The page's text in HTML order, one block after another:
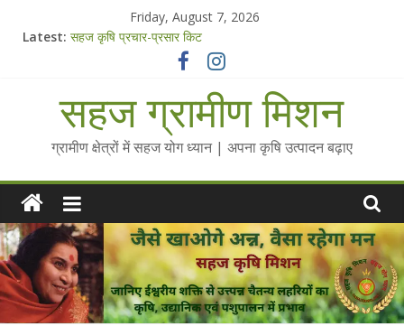
Friday, August 7, 2026
Latest: सहज कृषि प्रचार-प्रसार किट
Standee Designs @ 2025 for Sahaj Krishi Promotions
Chalo Gaon Ki Or Abhiyaan - 2025-26
Collected Talks on Vibrated Water
सहज ग्रामीण मिशन
ग्रामीण क्षेत्रों में सहज योग ध्यान | अपना कृषि उत्पादन बढ़ाए